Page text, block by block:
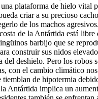
plataforma de hielo vital
criar a su precioso
de los machos agresivos.
de la Antártida está libre
barbijo que se
construir sus nidos
del deshielo. Pero los robos
con el cambio climático
de hipotermia
Antártida implica un